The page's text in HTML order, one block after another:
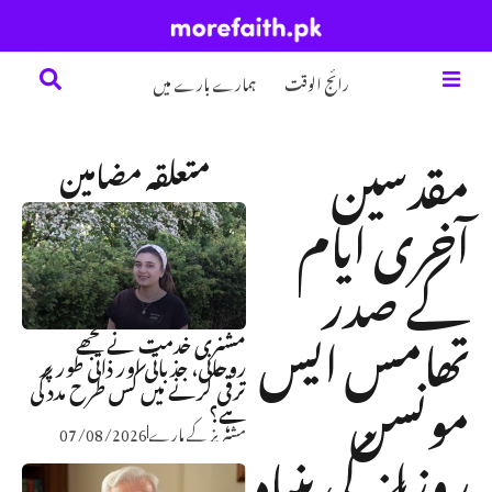
رائج الوقت ہمارے بارے میں
تلاش
مقدسین
آخری ایام
کے صدر
تھامس ایس
مونسن
متعلقہ مضامین
مشنری خدمت نے مجھے
روحانی، جذباتی اور ذاتی طور پر
ترقی کرنے میں کس طرح مدد کی
ہے؟
مشنریز کے بارے07/08/2026